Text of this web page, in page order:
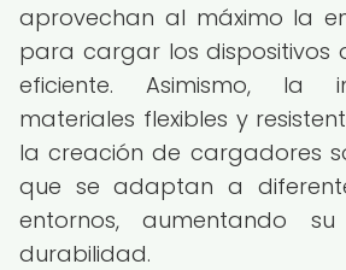
aprovechan al máximo la
para cargar los dispositivos
eficiente. Asimismo, la
materiales flexibles y
la creación de cargadores
que se adaptan a
entornos, aumentando
durabilidad.